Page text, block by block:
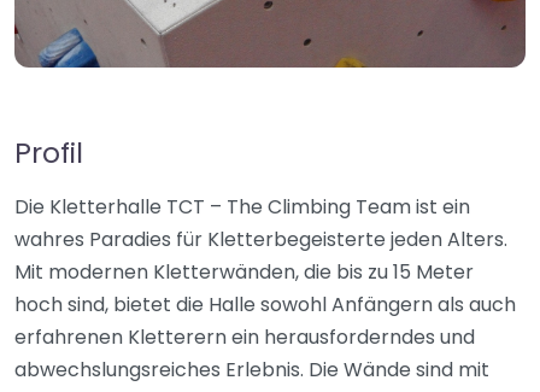
Profil
Die Kletterhalle TCT – The Climbing Team ist ein
wahres Paradies für Kletterbegeisterte jeden Alters.
Mit modernen Kletterwänden, die bis zu 15 Meter
hoch sind, bietet die Halle sowohl Anfängern als auch
erfahrenen Kletterern ein herausforderndes und
abwechslungsreiches Erlebnis. Die Wände sind mit